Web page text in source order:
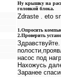
Ну крышку на
головкой блока.
Zdraste . eto
1.Опросить
2.Проверить
насос под
Нахожусь
Заранее